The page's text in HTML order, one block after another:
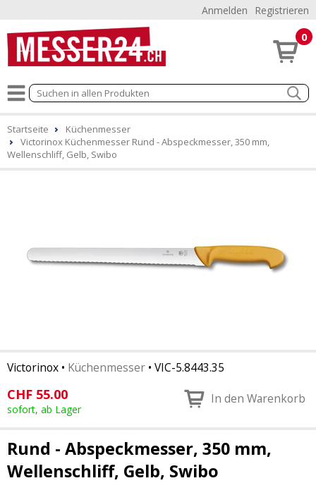
Anmelden Registrieren
0
Startseite
Küchenmesser
Victorinox Küchenmesser Rund - Abspeckmesser, 350 mm,
Wellenschliff, Gelb, Swibo
Victorinox • Küchenmesser • VIC-5.8443.35
CHF 55.00
sofort, ab Lager
In den Warenkorb
Rund - Abspeckmesser, 350 mm,
Wellenschliff, Gelb, Swibo